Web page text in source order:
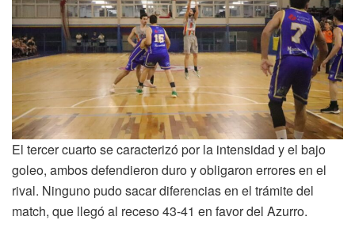
El tercer cuarto se caracterizó por la intensidad y el bajo
goleo, ambos defendieron duro y obligaron errores en el
rival. Ninguno pudo sacar diferencias en el trámite del
match, que llegó al receso 43-41 en favor del Azurro.